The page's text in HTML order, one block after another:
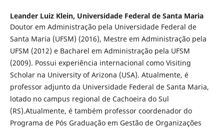
Leander Luiz Klein, Universidade Federal de Santa Maria
Doutor em Administração pela Universidade Federal de
Santa Maria (UFSM) (2016), Mestre em Administração pela
UFSM (2012) e Bacharel em Administração pela UFSM
(2009). Possui experiência internacional como Visiting
Scholar na University of Arizona (USA). Atualmente, é
professor adjunto da Universidade Federal de Santa Maria,
lotado no campus regional de Cachoeira do Sul
(RS).Atualmente, é também professor coordenador do
Programa de Pós Graduação em Gestão de Organizações